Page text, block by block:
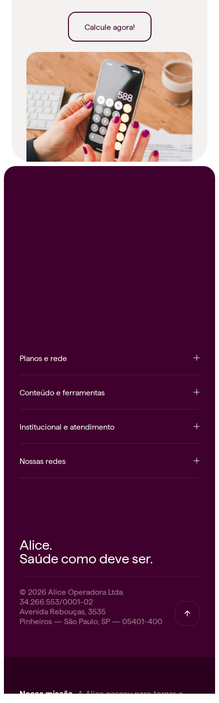
Calcule agora!
Planos e rede
Conteúdo e ferramentas
Institucional e atendimento
Nossas redes
Alice.
Saúde como deve ser.
© 2026 Alice Operadora Ltda.
34.266.553/0001-02
Avenida Rebouças, 3535
Pinheiros — São Paulo, SP — 05401-400
Nossa missão.A Alice nasceu para tornar o